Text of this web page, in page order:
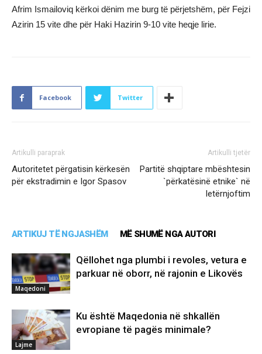
Afrim Ismailoviq kërkoi dënim me burg të përjetshëm, për Fejzi
Azirin 15 vite dhe për Haki Hazirin 9-10 vite heqje lirie.
Facebook Twitter
Artikulli paraprak
Autoritetet përgatisin kërkesën
për ekstradimin e Igor Spasov
Artikulli tjetër
Partitë shqiptare mbështesin
`përkatësinë etnike` në
letërnjoftim
ARTIKUJ TË NGJASHËM MË SHUMË NGA AUTORI
Maqedoni
Qëllohet nga plumbi i revoles, vetura e
parkuar në oborr, në rajonin e Likovës
Lajme
Ku është Maqedonia në shkallën
evropiane të pagës minimale?